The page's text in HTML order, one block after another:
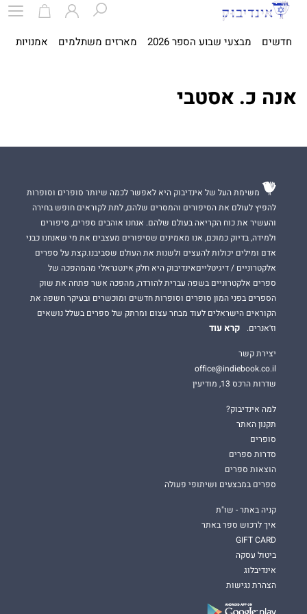
חדשים מבצעי שבוע הספר 2026 מארזים משתלמים אמנויות
אנה כ. אסטבי
משימת העל של אינדיבוק היא לאפשר לכמה שיותר סופרים וסופרות
להפיץ לעולם את הסיפורים והמסרים שלהם, לתת לקוראים חופש בחירה
והעשיר את כוח הקריאה בעולם שלהם. אנחנו אוהבים ספרים, סיפורים
ולמידה, בדיוק כמוכם, אנו מאמינים שסיפורים מעצבים את מי שאנחנו כבני
אדם ומילים יכולות להעצים ולשנות את העולם שסביבנו.קצת על ספרים
אלקטרוניים / דיגיטלייםאינדיבוק היא חלק אינטגראלי מהמהפכה של
ספרים אלקטרוניים בשפה עברית להורדה, מהפכה אשר פתחה את שוק
הספרים בפני המון סופרים וסופרות חדשים ומוכשרים ובעיקר חשפה את
הקוראים הישראלים לעוד מבחר עצום ומרתק של ספרים בשלל נושאים
וז'אנרים.
קרא עוד
יצירת קשר
office@indiebook.co.il
שדרות הרכס 13, מודיעין
למה אינדיבוק?
תקנון האתר
סופרים
סדרות ספרים
הוצאות ספרים
ספרים במבצעים ושיתופי פעולה
קניה באתר - שו"ת
איך לרכוש ספר באתר
GIFT CARD
ביטול עסקה
אינדיבלוג
הצהרת נגישות